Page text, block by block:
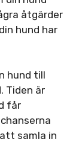
åtgärder
hund har
hund till
Tiden är
får
samla in